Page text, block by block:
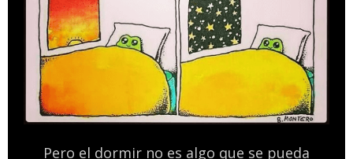
Pero el dormir no es algo que se pueda